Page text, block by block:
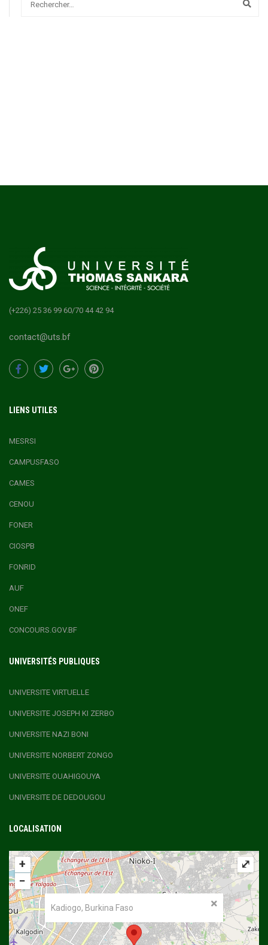
(+226) 25 36 99 60/70 44 42 94
contact@uts.bf
LIENS UTILES
MESRSI
CAMPUSFASO
CAMES
CENOU
FONER
CIOSPB
FONRID
AUF
ONEF
CONCOURS.GOV.BF
UNIVERSITÉS PUBLIQUES
UNIVERSITE VIRTUELLE
UNIVERSITE JOSEPH KI ZERBO
UNIVERSITE NAZI BONI
UNIVERSITE NORBERT ZONGO
UNIVERSITE OUAHIGOUYA
UNIVERSITE DE DEDOUGOU
LOCALISATION
Kadiogo, Burkina Faso
+
−
⤢